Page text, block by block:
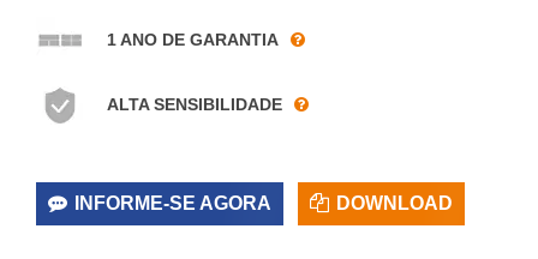
1 ANO DE GARANTIA
ALTA SENSIBILIDADE
INFORME-SE AGORA DOWNLOAD